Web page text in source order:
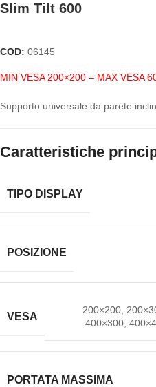
Slim Tilt 600
COD: 06145
MIN VESA 200×200 – MAX VESA
Supporto universale da parete
Caratteristiche
TIPO DISPLAY
POSIZIONE
VESA
200×200,
400×300,
PORTATA MASSIMA